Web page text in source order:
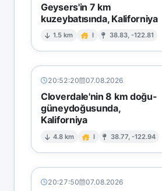
Geysers'in 7 km
kuzeybatısında, Kaliforniya
1.5 km I 38.83, -122.81
20:52:20 07.08.2026
Cloverdale'nin 8 km doğu-
güneydoğusunda,
Kaliforniya
4.8 km I 38.77, -122.94
20:27:50 07.08.2026